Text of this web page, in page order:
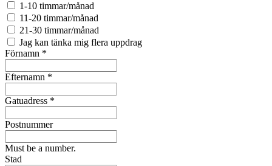
1-10 timmar/månad
11-20 timmar/månad
21-30 timmar/månad
Jag kan tänka mig flera uppdrag
Förnamn *
Efternamn *
Gatuadress *
Postnummer
Must be a number.
Stad